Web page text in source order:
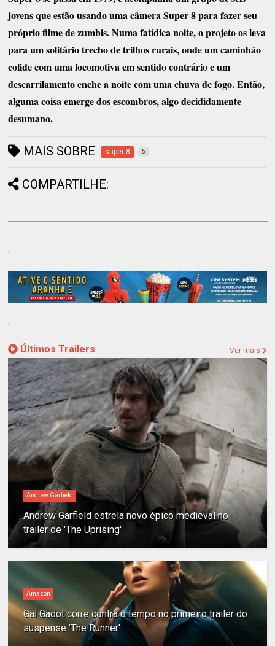
jovens que estão usando uma câmera Super 8 para fazer seu
próprio filme de zumbis. Numa fatídica noite, o projeto os leva
para um solitário trecho de trilhos rurais, onde um caminhão
colide com uma locomotiva em sentido contrário e um
descarrilamento enche a noite com uma chuva de fogo. Então,
alguma coisa emerge dos escombros, algo decididamente
desumano.
MAIS SOBRE super 8 5
COMPARTILHE:
Últimos Trailers Ver mais
Andrew Garfield
Andrew Garfield estrela novo épico medieval no
trailer de 'The Uprising'
Amazon
Gal Gadot corre contra o tempo no primeiro trailer do
suspense 'The Runner'